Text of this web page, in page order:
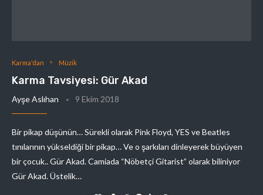
Karma'dan Müzik
Karma Tavsiyesi: Gür Akad
Ayşe Aslıhan 9 Ekim 2018
Bir pikap düşünün… Sürekli olarak Pink Floyd, YES ve Beatles
tınılarının yükseldiği bir pikap… Ve o şarkıları dinleyerek büyüyen
bir çocuk.. Gür Akad. Camiada “Nöbetçi Gitarist” olarak biliniyor
Gür Akad. Üstelik…